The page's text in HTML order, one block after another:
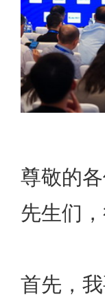
尊敬的
先生们
首先，